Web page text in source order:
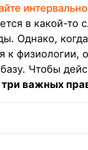
в какой-то
Однако,
к физиологии,
Чтобы
важных